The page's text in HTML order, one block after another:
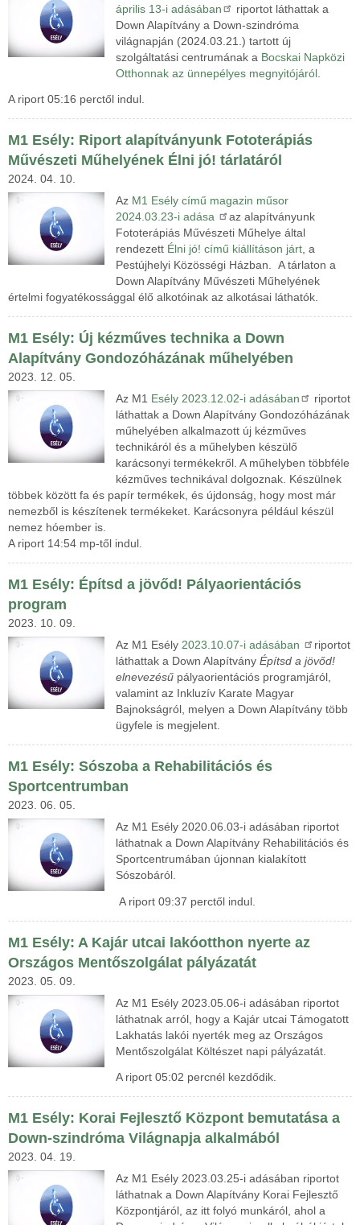
április 13-i adásában
riportot láthattak a
Down Alapítvány a Down-szindróma
világnapján (2024.03.21.) tartott új
szolgáltatási centrumának a Bocskai Napközi
Otthonnak az ünnepélyes megnyitójáról
A riport 05:16 perctől indul.
M1 Esély: Riport alapítványunk Fototerápiás
Művészeti Műhelyének Élni jó! tárlatáról
2024. 04. 10.
Az M1 Esély című magazin műsor
2024.03.23-i adása
az alapítványunk
Fototerápiás Művészeti Műhelye által
rendezett Élni jó! című kiállításon járt , a
Pestújhelyi Közösségi Házban. A tárlaton a
Down Alapítvány Művészeti Műhelyének
értelmi fogyatékossággal élő alkotóinak az alkotásai láthatók.
M1 Esély: Új kézműves technika a Down
Alapítvány Gondozóházának műhelyében
2023. 12. 05.
Az M1 Esély 2023.12.02-i adásában
riportot
láthattak a Down Alapítvány Gondozóházának
műhelyében alkalmazott új kézműves
technikáról és a műhelyben készülő
karácsonyi termékekről. A műhelyben többféle
kézműves technikával dolgoznak. Készülnek
többek között fa és papír termékek, és újdonság, hogy most már
nemezből is készítenek termékeket. Karácsonyra például készül
nemez hóember is.
A riport 14:54 mp-től indul.
M1 Esély: Építsd a jövőd! Pályaorientációs
program
2023. 10. 09.
Az M1 Esély 2023.10.07-i adásában
riportot
láthattak a Down Alapítvány Építsd a jövőd!
elnevezésű pályaorientációs programjáról,
valamint az Inkluzív Karate Magyar
Bajnokságról, melyen a Down Alapítvány több
ügyfele is megjelent.
M1 Esély: Sószoba a Rehabilitációs és
Sportcentrumban
2023. 06. 05.
Az M1 Esély 2020.06.03-i adásában riportot
láthatnak a Down Alapítvány Rehabilitációs és
Sportcentrumában újonnan kialakított
Sószobáról.
A riport 09:37 perctől indul.
M1 Esély: A Kajár utcai lakóotthon nyerte az
Országos Mentőszolgálat pályázatát
2023. 05. 09.
Az M1 Esély 2023.05.06-i adásában riportot
láthatnak arról, hogy a Kajár utcai Támogatott
Lakhatás lakói nyerték meg az Országos
Mentőszolgálat Költészet napi pályázatát.
A riport 05:02 percnél kezdődik.
M1 Esély: Korai Fejlesztő Központ bemutatása a
Down-szindróma Világnapja alkalmából
2023. 04. 19.
Az M1 Esély 2023.03.25-i adásában riportot
láthatnak a Down Alapítvány Korai Fejlesztő
Központjáról, az itt folyó munkáról, ahol a